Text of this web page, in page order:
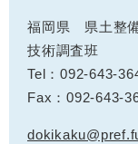
福岡県 県土整
技術調査班
Tel：092-643-
Fax：092-643-